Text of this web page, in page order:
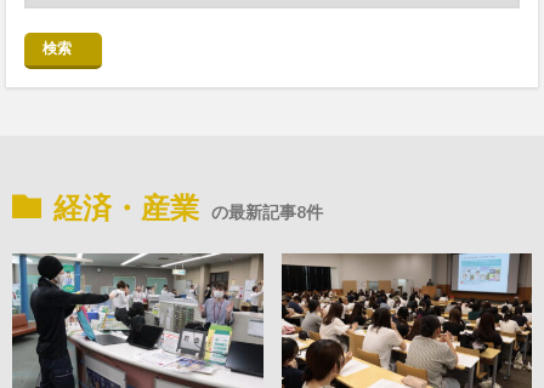
検索
経済・産業 の最新記事8件